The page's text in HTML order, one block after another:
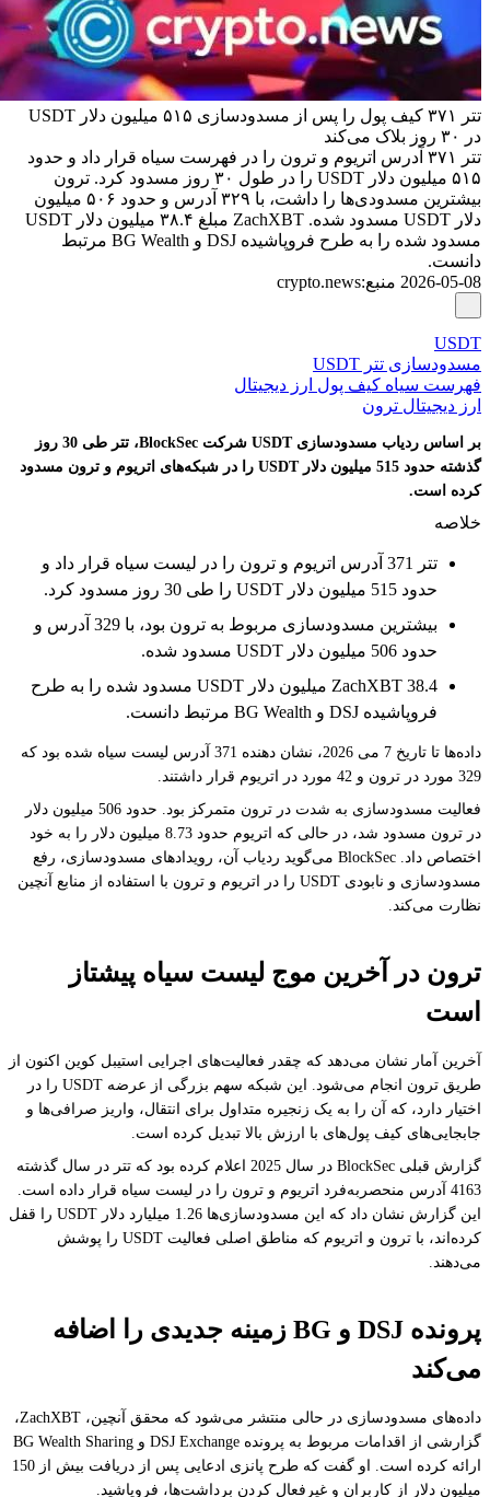
تتر ۳۷۱ کیف پول را پس از مسدودسازی ۵۱۵ میلیون دلار USDT
در ۳۰ روز بلاک‌ می‌کند
تتر ۳۷۱ آدرس اتریوم و ترون را در فهرست سیاه قرار داد و حدود
۵۱۵ میلیون دلار USDT را در طول ۳۰ روز مسدود کرد. ترون
بیشترین مسدودی‌ها را داشت، با ۳۲۹ آدرس و حدود ۵۰۶ میلیون
دلار USDT مسدود شده. ZachXBT مبلغ ۳۸.۴ میلیون دلار USDT
مسدود شده را به طرح فروپاشیده DSJ و BG Wealth مرتبط
دانست.
2026-05-08 منبع:
crypto.news
USDT
مسدودسازی تتر USDT
فهرست سیاه کیف پول ارز دیجیتال
ارز دیجیتال ترون
بر اساس ردیاب مسدودسازی USDT شرکت BlockSec، تتر طی 30 روز
گذشته حدود 515 میلیون دلار USDT را در شبکه‌های اتریوم و ترون مسدود
کرده است.
خلاصه
تتر 371 آدرس اتریوم و ترون را در لیست سیاه قرار داد و
حدود 515 میلیون دلار USDT را طی 30 روز مسدود کرد.
بیشترین مسدودسازی مربوط به ترون بود، با 329 آدرس و
حدود 506 میلیون دلار USDT مسدود شده.
ZachXBT 38.4 میلیون دلار USDT مسدود شده را به طرح
فروپاشیده DSJ و BG Wealth مرتبط دانست.
داده‌ها تا تاریخ 7 می 2026، نشان دهنده 371 آدرس لیست سیاه شده بود که
329 مورد در ترون و 42 مورد در اتریوم قرار داشتند.
فعالیت مسدودسازی به شدت در ترون متمرکز بود. حدود 506 میلیون دلار
در ترون مسدود شد، در حالی که اتریوم حدود 8.73 میلیون دلار را به خود
اختصاص داد. BlockSec می‌گوید ردیاب آن، رویدادهای مسدودسازی، رفع
مسدودسازی و نابودی USDT را در اتریوم و ترون با استفاده از منابع آنچین
نظارت می‌کند.
ترون در آخرین موج لیست سیاه پیشتاز
است
آخرین آمار نشان می‌دهد که چقدر فعالیت‌های اجرایی استیبل کوین اکنون از
طریق ترون انجام می‌شود. این شبکه سهم بزرگی از عرضه USDT را در
اختیار دارد، که آن را به یک زنجیره متداول برای انتقال، واریز صرافی‌ها و
جابجایی‌های کیف پول‌های با ارزش بالا تبدیل کرده است.
گزارش قبلی BlockSec در سال 2025 اعلام کرده بود که تتر در سال گذشته
4163 آدرس منحصربه‌فرد اتریوم و ترون را در لیست سیاه قرار داده است.
این گزارش نشان داد که این مسدودسازی‌ها 1.26 میلیارد دلار USDT را قفل
کرده‌اند، با ترون و اتریوم که مناطق اصلی فعالیت USDT را پوشش
می‌دهند.
پرونده DSJ و BG زمینه جدیدی را اضافه
می‌کند
داده‌های مسدودسازی در حالی منتشر می‌شود که محقق آنچین، ZachXBT،
گزارشی از اقدامات مربوط به پرونده DSJ Exchange و BG Wealth Sharing
ارائه کرده است. او گفت که طرح پانزی ادعایی پس از دریافت بیش از 150
میلیون دلار از کاربران و غیرفعال کردن برداشت‌ها، فروپاشید.